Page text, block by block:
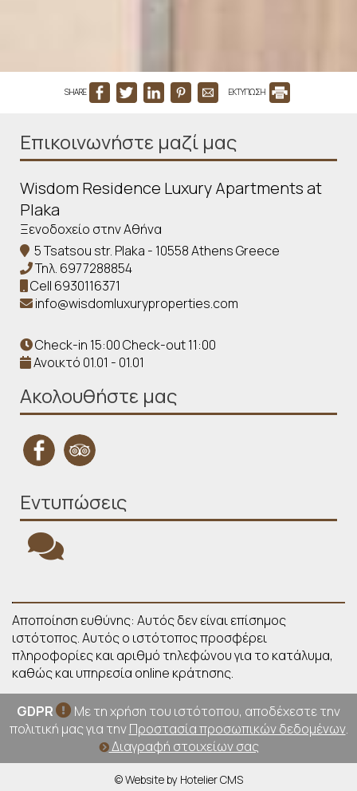
SHARE ΕΚΤΥΠΩΣΗ
Επικοινωνήστε μαζί μας
Wisdom Residence Luxury Apartments at
Plaka
Ξενοδοχείο στην Αθήνα
5 Tsatsou str. Plaka - 10558 Athens Greece
Τηλ. 6977288854
Cell 6930116371
info@wisdomluxuryproperties.com
Check-in 15:00 Check-out 11:00
Ανοικτό 01.01 - 01.01
Ακολουθήστε μας
Εντυπώσεις
Αποποίηση ευθύνης: Αυτός δεν είναι επίσημος
ιστότοπος. Αυτός ο ιστότοπος προσφέρει
πληροφορίες και αριθμό τηλεφώνου για το κατάλυμα,
καθώς και υπηρεσία online κράτησης.
GDPR
Με τη χρήση του ιστότοπου, αποδέχεστε την
πολιτική μας για τηνΠροστασία προσωπικών δεδομένων.
Διαγραφή στοιχείων σας
© Website by Hotelier CMS